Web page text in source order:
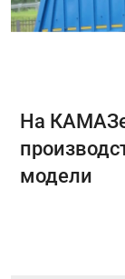
На КАМАЗе
модели